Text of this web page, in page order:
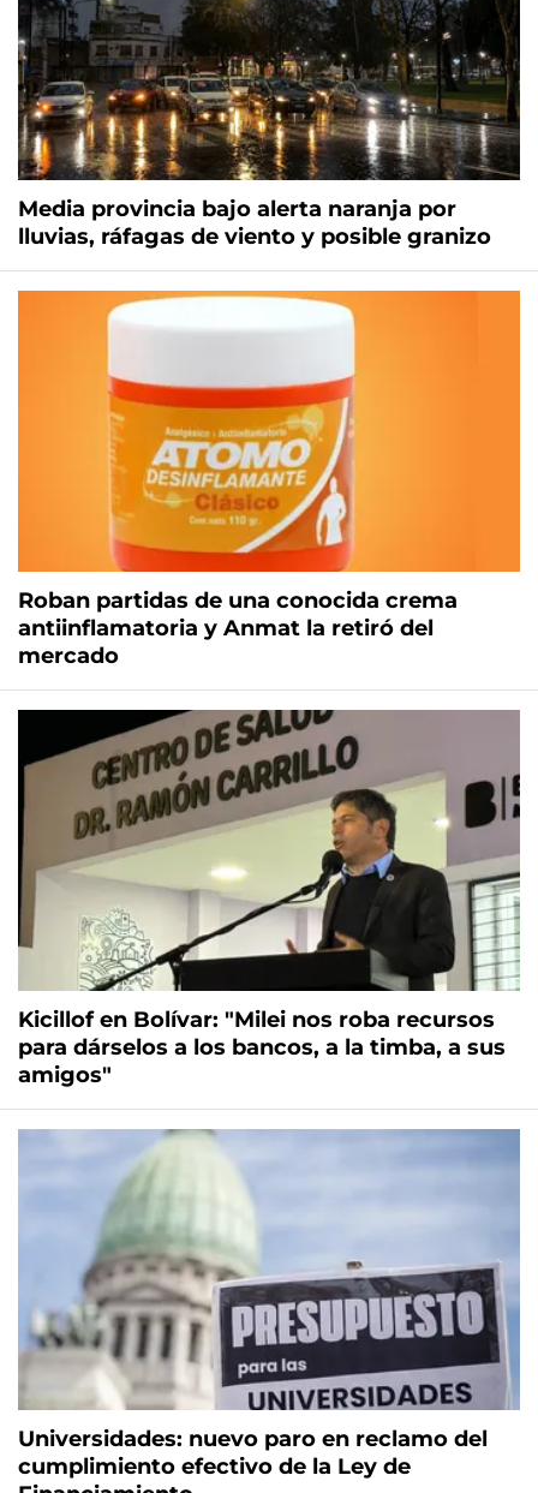
Media provincia bajo alerta naranja por
lluvias, ráfagas de viento y posible granizo
Roban partidas de una conocida crema
antiinflamatoria y Anmat la retiró del
mercado
Kicillof en Bolívar: "Milei nos roba recursos
para dárselos a los bancos, a la timba, a sus
amigos"
Universidades: nuevo paro en reclamo del
cumplimiento efectivo de la Ley de